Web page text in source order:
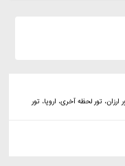
تور لحظه آخری، اروپا، تور